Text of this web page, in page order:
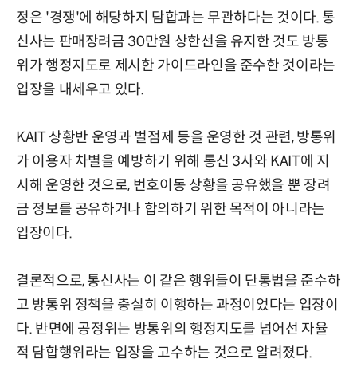
정은 '경쟁'에 해당하지 담합과는 무관하다는 것이다. 통
신사는 판매장려금 30만원 상한선을 유지한 것도 방통
위가 행정지도로 제시한 가이드라인을 준수한 것이라는
입장을 내세우고 있다.
KAIT 상황반 운영과 벌점제 등을 운영한 것 관련, 방통위
가 이용자 차별을 예방하기 위해 통신 3사와 KAIT에 지
시해 운영한 것으로, 번호이동 상황을 공유했을 뿐 장려
금 정보를 공유하거나 합의하기 위한 목적이 아니라는
입장이다.
결론적으로, 통신사는 이 같은 행위들이 단통법을 준수하
고 방통위 정책을 충실히 이행하는 과정이었다는 입장이
다. 반면에 공정위는 방통위의 행정지도를 넘어선 자율
적 담합행위라는 입장을 고수하는 것으로 알려졌다.